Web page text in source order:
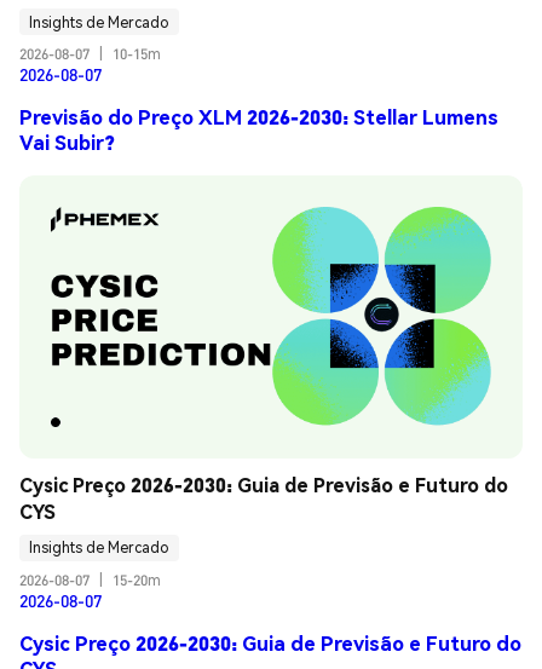
Insights de Mercado
2026-08-07
10-15m
2026-08-07
Previsão do Preço XLM 2026-2030: Stellar Lumens
Vai Subir?
Cysic Preço 2026-2030: Guia de Previsão e Futuro do
CYS
Insights de Mercado
2026-08-07
15-20m
2026-08-07
Cysic Preço 2026-2030: Guia de Previsão e Futuro do